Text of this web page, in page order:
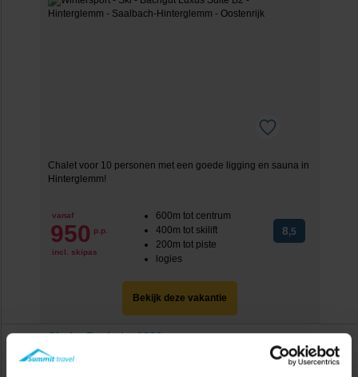
Chalet voor 10 personen met een goede ligging en sauna in
Hinterglemm!
vanaf
950 p.p.
incl. skipas
600m tot centrum
400m tot skilift
200m tot piste
logies
8,5
Bekijk deze vakantie
Chalet Bachalm 1802